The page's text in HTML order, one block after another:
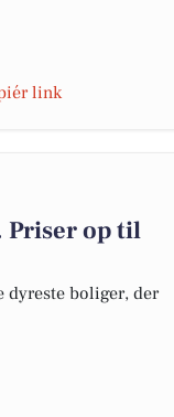
link
Priser op til
dyreste boliger, der